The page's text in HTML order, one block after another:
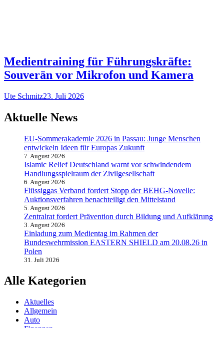
Medientraining für Führungskräfte:
Souverän vor Mikrofon und Kamera
Ute Schmitz23. Juli 2026
Aktuelle News
EU-Sommerakademie 2026 in Passau: Junge Menschen
entwickeln Ideen für Europas Zukunft
7. August 2026
Islamic Relief Deutschland warnt vor schwindendem
Handlungsspielraum der Zivilgesellschaft
6. August 2026
Flüssiggas Verband fordert Stopp der BEHG-Novelle:
Auktionsverfahren benachteiligt den Mittelstand
5. August 2026
Zentralrat fordert Prävention durch Bildung und Aufklärung
3. August 2026
Einladung zum Medientag im Rahmen der
Bundeswehrmission EASTERN SHIELD am 20.08.26 in
Polen
31. Juli 2026
Alle Kategorien
Aktuelles
Allgemein
Auto
Finanzen